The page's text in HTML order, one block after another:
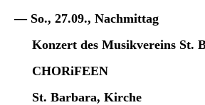
— So., 27.09., Nachmittag
Konzert des Musikvereins St.
CHORiFEEN
St. Barbara, Kirche